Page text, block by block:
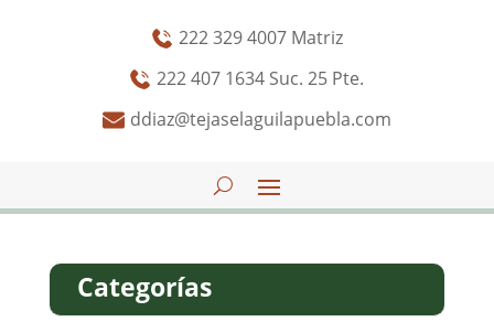
222 329 4007 Matriz
222 407 1634 Suc. 25 Pte.
ddiaz@tejaselaguilapuebla.com
Categorías